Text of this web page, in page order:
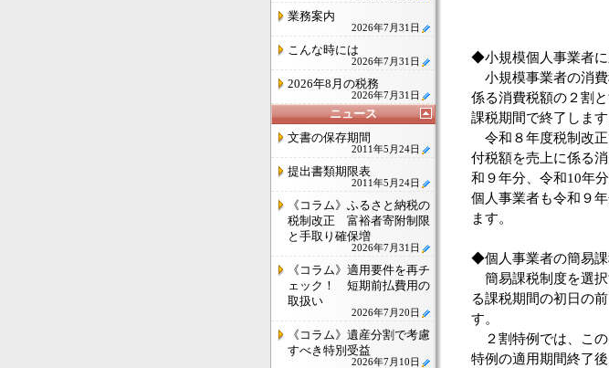
業務案内
2026年7月31日
こんな時には
2026年7月31日
2026年8月の税務
2026年7月31日
ニュース
文書の保存期間
2011年5月24日
提出書類期限表
2011年5月24日
《コラム》ふるさと納税の
税制改正 富裕者寄附制限
と手取り確保増
2026年7月31日
《コラム》適用要件を再チ
ェック！ 短期前払費用の
取扱い
2026年7月20日
《コラム》遺産分割で考慮
すべき特別受益
2026年7月10日
◆小規模個人事業者
小規模事業者の消費
係る消費税額の２割
課税期間で終了します
令和８年度税制改正
付税額を売上に係る
和９年分、令和10年
個人事業者も令和９
ます。
◆個人事業者の簡易課
簡易課税制度を選択
る課税期間の初日の
す。
２割特例では、この
特例の適用期間終了